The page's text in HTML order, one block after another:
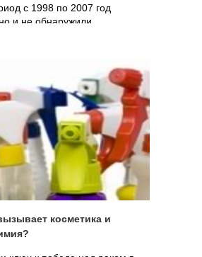
с 1998 по 2007 год
и не обнаружили
мышления. Более того,
что заболеваемость
рака мозга
период даже снизилась,
значительное увеличение
телефонов в стране.
косметика и